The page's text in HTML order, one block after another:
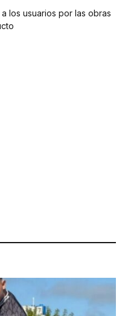
los usuarios por las obras